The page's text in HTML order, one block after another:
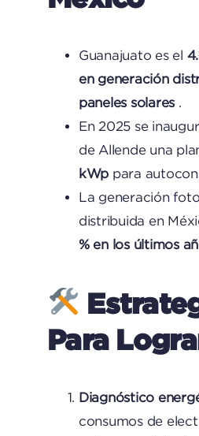
Guanajuato es el
en generación
paneles solares
En 2025 se
de Allende una
kWp para
La generación
distribuida en
% en los últimos
Para
Diagnóstico
consumos de